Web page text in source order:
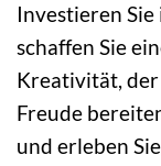
Investieren
schaffen Sie
Kreativität, der
Freude
und erleben